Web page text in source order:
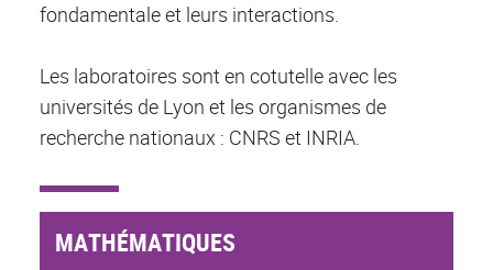
fondamentale et leurs interactions.
Les laboratoires sont en cotutelle avec les
universités de Lyon et les organismes de
recherche nationaux : CNRS et INRIA.
MATHÉMATIQUES